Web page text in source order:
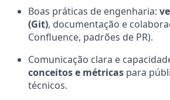
Boas práticas de engenharia:
(Git), documentação e
Confluence, padrões de PR).
Comunicação clara e
conceitos e métricas para
técnicos.